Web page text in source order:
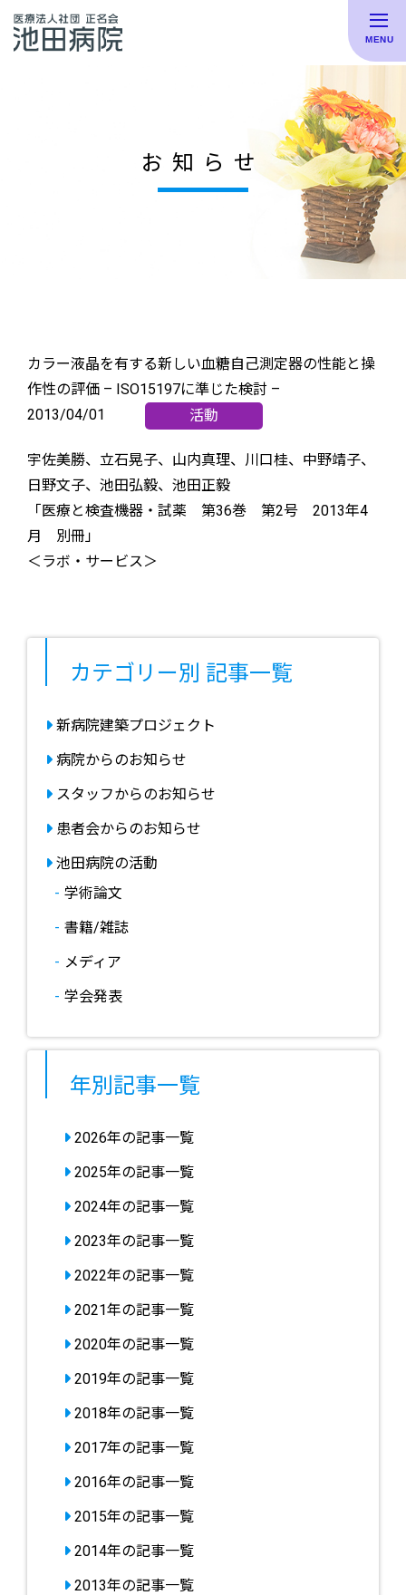
お知らせ
カテゴリー別 記事一覧
新病院建築プロジェクト
病院からのお知らせ
スタッフからのお知らせ
患者会からのお知らせ
池田病院の活動
学術論文
書籍/雑誌
メディア
学会発表
年別記事一覧
2026年の記事一覧
2025年の記事一覧
2024年の記事一覧
2023年の記事一覧
2022年の記事一覧
2021年の記事一覧
2020年の記事一覧
2019年の記事一覧
2018年の記事一覧
2017年の記事一覧
2016年の記事一覧
2015年の記事一覧
2014年の記事一覧
2013年の記事一覧
カラー液晶を有する新しい血糖自己測定器の性能と操
作性の評価 – ISO15197に準じた検討 –
2013/04/01
宇佐美勝、立石晃子、山内真理、川口桂、中野靖子、
日野文子、池田弘毅、池田正毅
「医療と検査機器・試薬 第36巻 第2号 2013年4
月 別冊」
＜ラボ・サービス＞